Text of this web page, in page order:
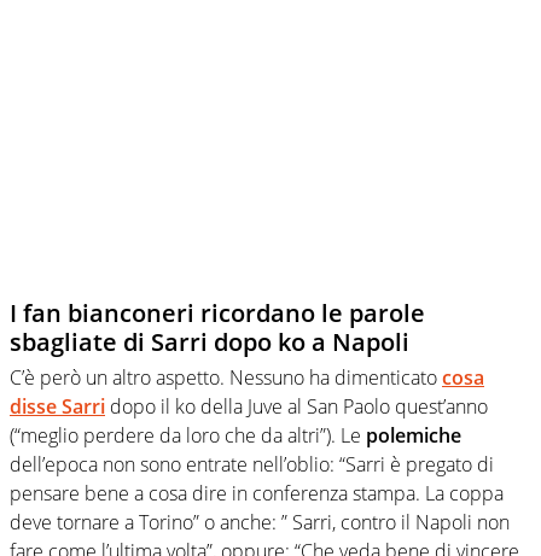
I fan bianconeri ricordano le parole
sbagliate di Sarri dopo ko a Napoli
C’è però un altro aspetto. Nessuno ha dimenticatocosa
disse Sarri dopo il ko della Juve al San Paolo quest’anno
(“meglio perdere da loro che da altri”). Le polemiche
dell’epoca non sono entrate nell’oblio: “Sarri è pregato di
pensare bene a cosa dire in conferenza stampa. La coppa
deve tornare a Torino” o anche: ” Sarri, contro il Napoli non